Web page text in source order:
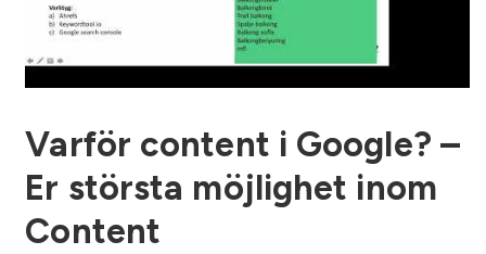
Varför content i Google? –
Er största möjlighet inom
Content